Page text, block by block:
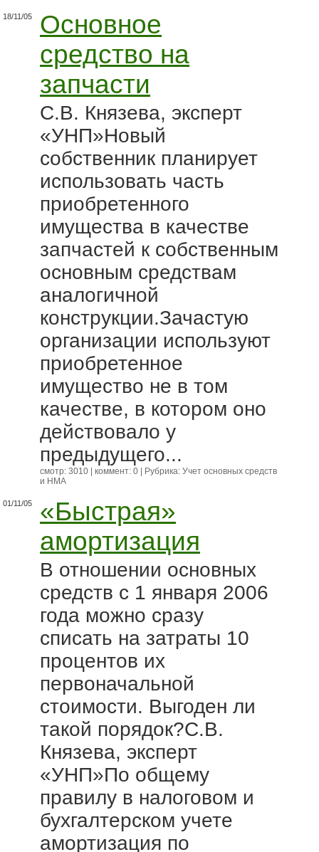
18/11/05
Основное
средство на
запчасти
С.В. Князева, эксперт
«УНП»Новый
собственник планирует
использовать часть
приобретенного
имущества в качестве
запчастей к собственным
основным средствам
аналогичной
конструкции.Зачастую
организации используют
приобретенное
имущество не в том
качестве, в котором оно
действовало у
предыдущего...
смотр: 3010 | коммент: 0 | Рубрика: Учет основных средств
и НМА
01/11/05
«Быстрая»
амортизация
В отношении основных
средств с 1 января 2006
года можно сразу
списать на затраты 10
процентов их
первоначальной
стоимости. Выгоден ли
такой порядок?С.В.
Князева, эксперт
«УНП»По общему
правилу в налоговом и
бухгалтерском учете
амортизация по